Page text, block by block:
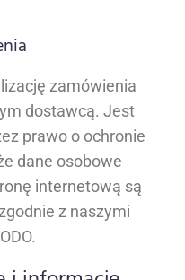
zamówienia
dostawcą. Jest
prawo o ochronie
dane osobowe
internetową są
z naszymi